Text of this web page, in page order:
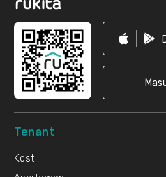
Tenant
Kost